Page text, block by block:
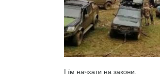
І їм начхати на закони.